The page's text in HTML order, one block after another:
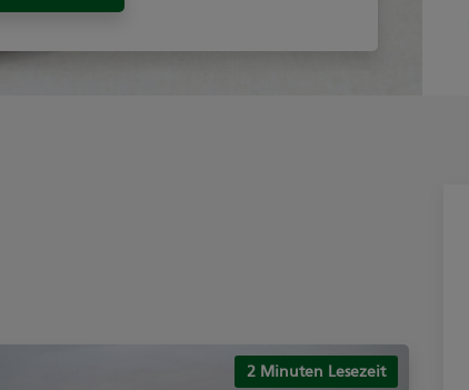
2 Minuten Lesezeit